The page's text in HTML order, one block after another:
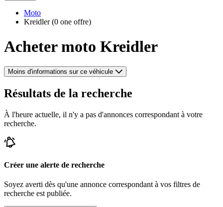
Moto
Kreidler(0 one offre)
Acheter moto Kreidler
Moins d'informations sur ce véhicule
Résultats de la recherche
À l'heure actuelle, il n'y a pas d'annonces correspondant à votre
recherche.
Créer une alerte de recherche
Soyez averti dès qu'une annonce correspondant à vos filtres de
recherche est publiée.